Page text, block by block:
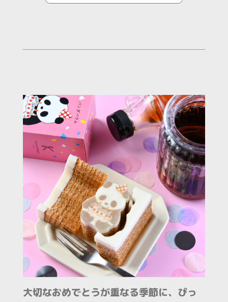
大切なおめでとうが重なる季節に、ぴっ